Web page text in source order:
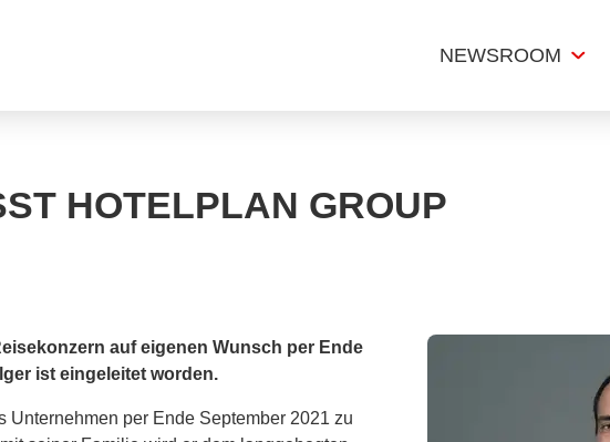
NEWSROOM
HOTELPLAN GROUP
auf eigenen Wunsch per Ende
ist eingeleitet worden.
per Ende September 2021 zu